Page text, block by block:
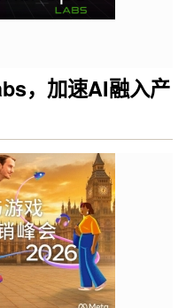
，加速AI融入产